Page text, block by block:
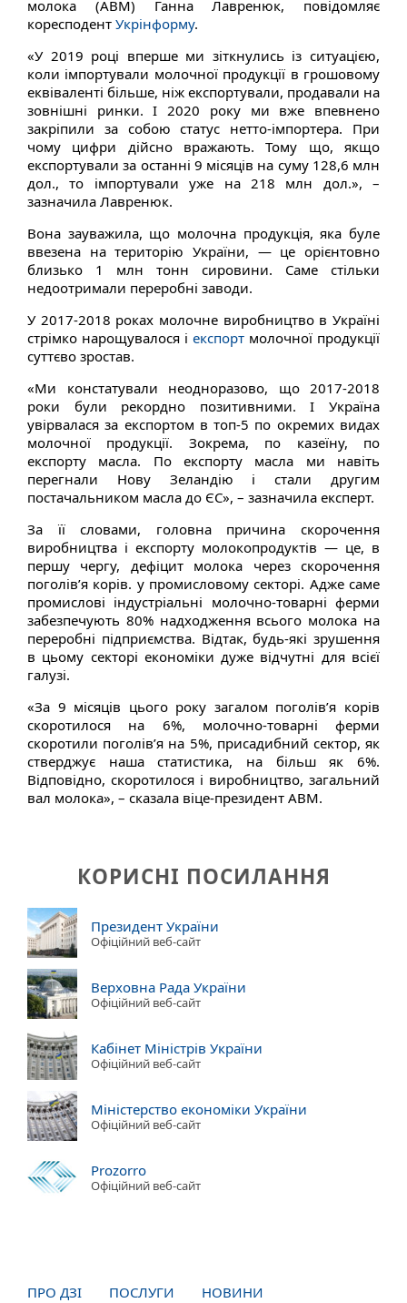
молока (АВМ) Ганна Лавренюк, повідомляє
коресподент Укрінформу.
«У 2019 році вперше ми зіткнулись із ситуацією,
коли імпортували молочної продукції в грошовому
еквіваленті більше, ніж експортували, продавали на
зовнішні ринки. І 2020 року ми вже впевнено
закріпили за собою статус нетто-імпортера. При
чому цифри дійсно вражають. Тому що, якщо
експортували за останні 9 місяців на суму 128,6 млн
дол., то імпортували уже на 218 млн дол.», –
зазначила Лавренюк.
Вона зауважила, що молочна продукція, яка буле
ввезена на територію України, — це орієнтовно
близько 1 млн тонн сировини. Саме стільки
недоотримали переробні заводи.
У 2017-2018 роках молочне виробництво в Україні
стрімко нарощувалося і експорт молочної продукції
суттєво зростав.
«Ми констатували неодноразово, що 2017-2018
роки були рекордно позитивними. І Україна
увірвалася за експортом в топ-5 по окремих видах
молочної продукції. Зокрема, по казеїну, по
експорту масла. По експорту масла ми навіть
перегнали Нову Зеландію і стали другим
постачальником масла до ЄС», – зазначила експерт.
За її словами, головна причина скорочення
виробництва і експорту молокопродуктів — це, в
першу чергу, дефіцит молока через скорочення
поголів’я корів. у промисловому секторі. Адже саме
промислові індустріальні молочно-товарні ферми
забезпечують 80% надходження всього молока на
переробні підприємства. Відтак, будь-які зрушення
в цьому секторі економіки дуже відчутні для всієї
галузі.
«За 9 місяців цього року загалом поголів’я корів
скоротилося на 6%, молочно-товарні ферми
скоротили поголів’я на 5%, присадибний сектор, як
стверджує наша статистика, на більш як 6%.
Відповідно, скоротилося і виробництво, загальний
вал молока», – сказала віце-президент АВМ.
КОРИСНІ ПОСИЛАННЯ
Президент України
Офіційний веб-сайт
Верховна Рада України
Офіційний веб-сайт
Кабінет Міністрів України
Офіційний веб-сайт
Міністерство економіки України
Офіційний веб-сайт
Prozorro
Офіційний веб-сайт
ПРО ДЗІ ПОСЛУГИ НОВИНИ